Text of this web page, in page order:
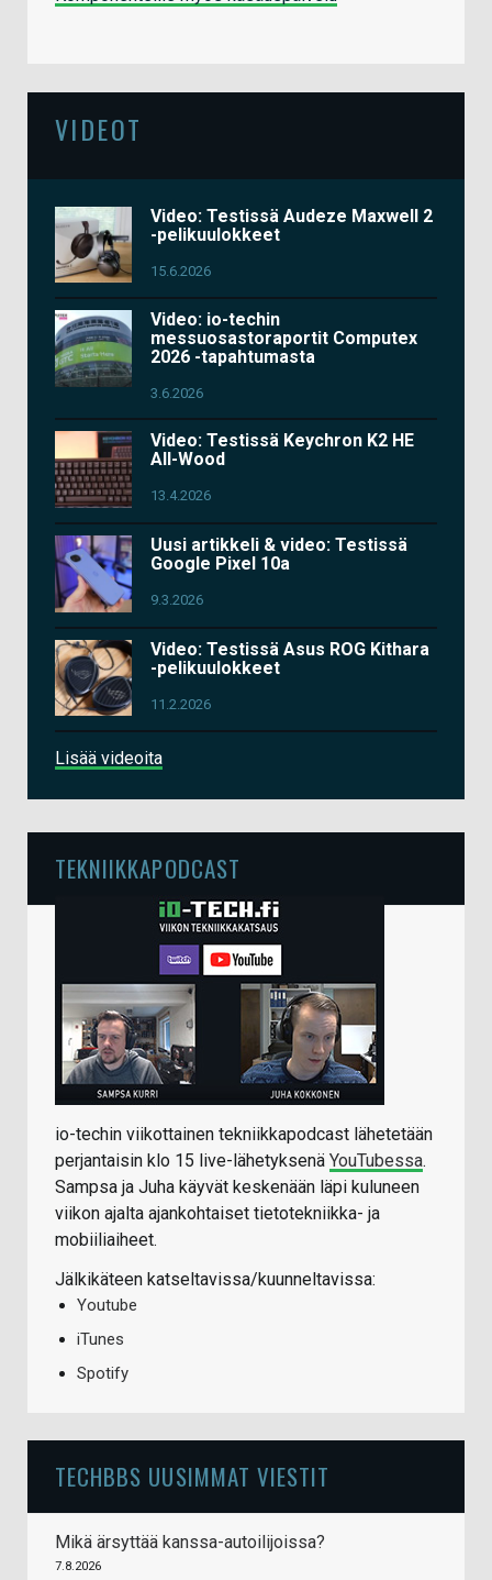
VIDEOT
Video: Testissä Audeze Maxwell 2
-pelikuulokkeet
15.6.2026
Video: io-techin
messuosastoraportit Computex
2026 -tapahtumasta
3.6.2026
Video: Testissä Keychron K2 HE
All-Wood
13.4.2026
Uusi artikkeli & video: Testissä
Google Pixel 10a
9.3.2026
Video: Testissä Asus ROG Kithara
-pelikuulokkeet
11.2.2026
Lisää videoita
TEKNIIKKAPODCAST
io-techin viikottainen tekniikkapodcast lähetetään
perjantaisin klo 15 live-lähetyksenä YouTubessa.
Sampsa ja Juha käyvät keskenään läpi kuluneen
viikon ajalta ajankohtaiset tietotekniikka- ja
mobiiliaiheet.
Jälkikäteen katseltavissa/kuunneltavissa:
Youtube
iTunes
Spotify
TECHBBS UUSIMMAT VIESTIT
Mikä ärsyttää kanssa-autoilijoissa?
7.8.2026